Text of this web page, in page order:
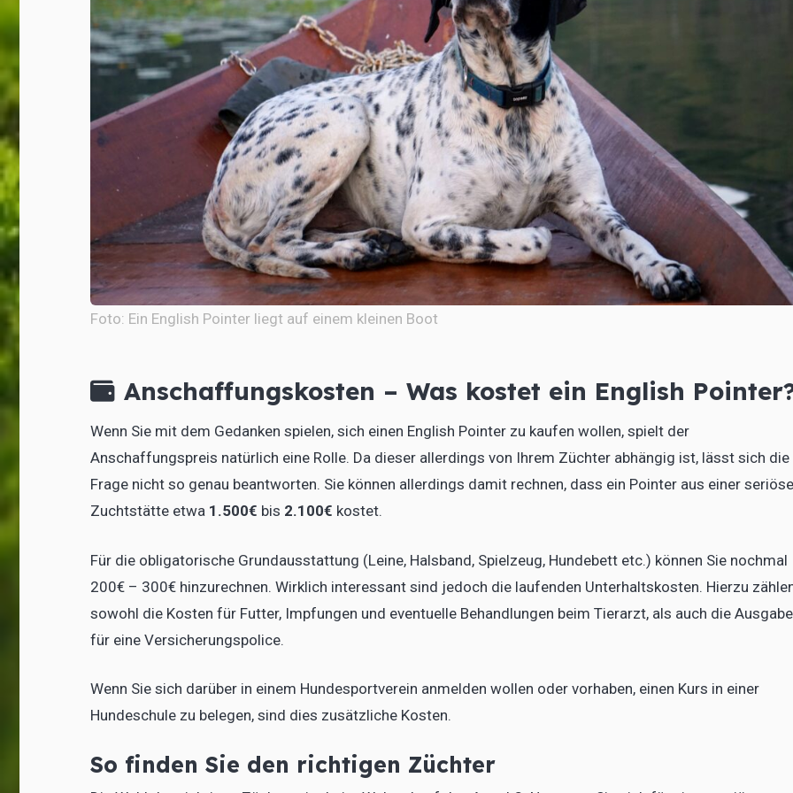
Foto: Ein English Pointer liegt auf einem kleinen Boot
Anschaffungskosten – Was kostet ein English
Wenn Sie mit dem Gedanken spielen, sich einen English Pointer zu kaufen wollen, spielt der
Anschaffungspreis natürlich eine Rolle. Da dieser allerdings von Ihrem Züchter abhängig ist, lässt sich die
Frage nicht so genau beantworten. Sie können allerdings damit rechnen, dass ein Pointer aus einer
Zuchtstätte etwa 1.500€ bis 2.100€ kostet.
Für die obligatorische Grundausstattung (Leine, Halsband, Spielzeug, Hundebett etc.) können Sie nochmal
200€ – 300€ hinzurechnen. Wirklich interessant sind jedoch die laufenden Unterhaltskosten. Hierzu
sowohl die Kosten für Futter, Impfungen und eventuelle Behandlungen beim Tierarzt, als auch die
für eine Versicherungspolice.
Wenn Sie sich darüber in einem Hundesportverein anmelden wollen oder vorhaben, einen Kurs in einer
Hundeschule zu belegen, sind dies zusätzliche Kosten.
So finden Sie den richtigen Züchter